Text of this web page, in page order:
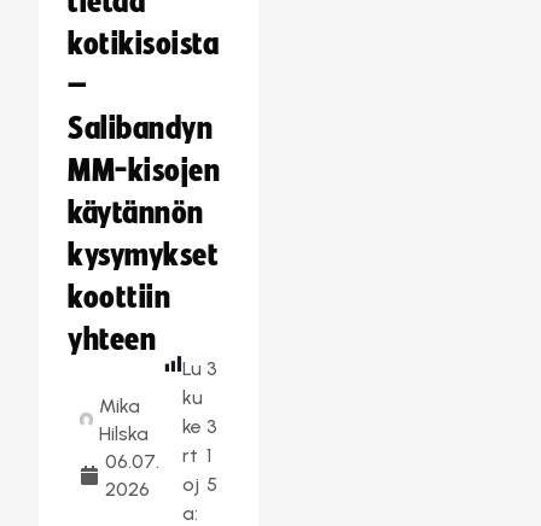
kotikisoista
–
Salibandyn
MM-kisojen
käytännön
kysymykset
koottiin
yhteen
Mika
Hilska
06.07.
2026
Lu
ku
ke
rt
oj
a:
3
3
1
5